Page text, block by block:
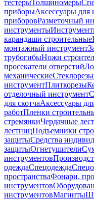
тестерыТолщиномеры
приборыАксессуары для
приборовРазметочный
инструменты
карандаши строительные
монтажный инструмент
трубогибыНожи
просекатели отверстий
механическиеСтеклорезы
инструментПлиткорезы
отделочный инструмент
для скотчаАксессуары
работПленки
стремянкиЧердачные
лестницПодъемники
защитыСредства
защитыОгнетушители
инструментов
одеждаСпецодежда
пространстваФонари,
инструментов
инструментовМагниты